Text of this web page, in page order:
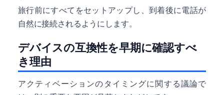
旅行前にすべてをセットアップし、到着後に電話が
自然に接続されるようにします。
デバイスの互換性を早期に確認すべ
き理由
アクティベーションのタイミングに関する議論で